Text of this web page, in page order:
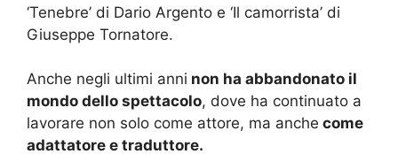
‘Tenebre’ di Dario Argento e ‘Il camorrista’ di
Giuseppe Tornatore.
Anche negli ultimi anni non ha abbandonato il
mondo dello spettacolo, dove ha continuato a
lavorare non solo come attore, ma anche come
adattatore e traduttore.